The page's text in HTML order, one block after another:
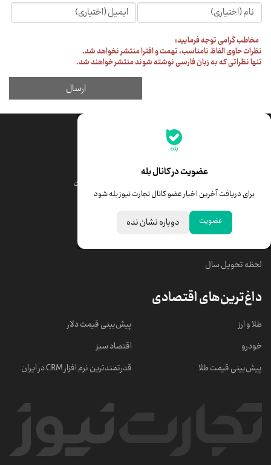
عضویت در کانال بله
برای دریافت آخرین اخبار عضو کانال تجارت نیوز بله شود
عضویت دوباره نشان نده
جدیدترین قیمت‌ها
قیمت درهم امارات
خبرهای مهم
لحظه تحویل سال
داغ‌ترین‌های اقتصادی
طلا و ارز
خودرو
پیش‌بینی قیمت طلا
پیش‌بینی قیمت دلار
اقتصاد سبز
قدرتمندترین نرم‌ افزار CRM در ایران